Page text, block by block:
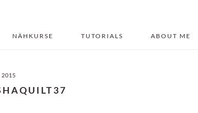
NÄHKURSE TUTORIALS ABOUT ME
2015